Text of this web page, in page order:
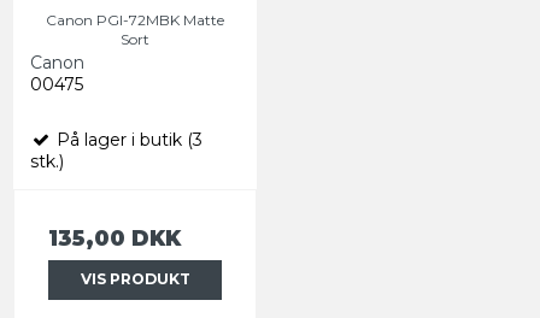
Canon PGI-72MBK Matte
Sort
Canon
00475
På lager i butik (3
stk.)
135,00 DKK
VIS PRODUKT